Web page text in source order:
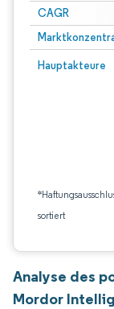
CAGR
Hauptakteure
sortiert
Analyse des
Mordor